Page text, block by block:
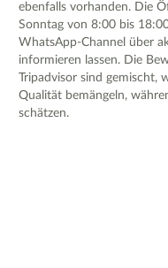
ebenfalls vorhanden. Die
Sonntag von 8:00 bis
WhatsApp-Channel über
informieren lassen. Die
Tripadvisor sind gemischt,
Qualität bemängeln,
schätzen.